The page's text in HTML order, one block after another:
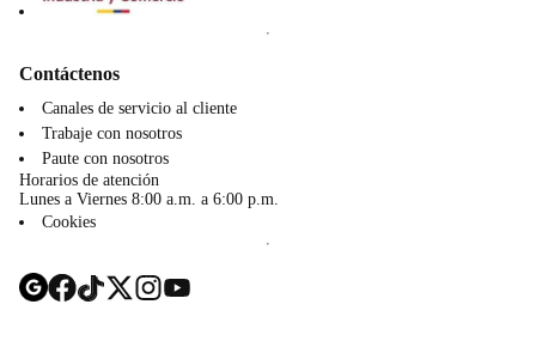
Contáctenos
Canales de servicio al cliente
Trabaje con nosotros
Paute con nosotros
Horarios de atención
Lunes a Viernes 8:00 a.m. a 6:00 p.m.
Cookies